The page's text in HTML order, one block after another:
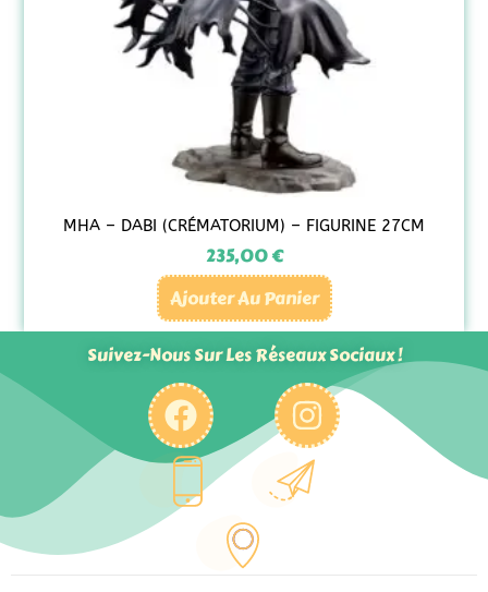
MHA – DABI (CRÉMATORIUM) – FIGURINE 27CM
235,00€
Ajouter Au Panier
Suivez-Nous Sur Les Réseaux Sociaux !